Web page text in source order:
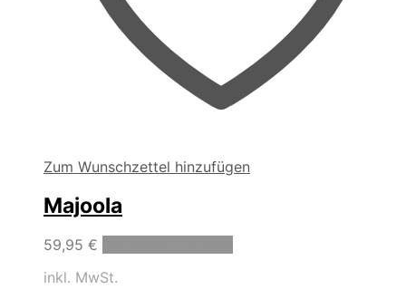
Zum Wunschzettel hinzufügen
Majoola
59,95 €
inkl. MwSt.